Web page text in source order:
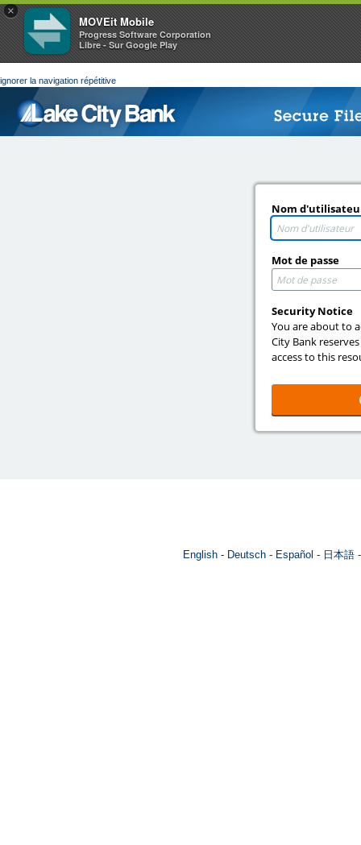
×
MOVEit Mobile
Progress Software Corporation
Libre - Sur Google Play
ignorer la navigation répétitive
Nom
Mot de passe
Security Notice
You are about to
City Bank
access to this
English Deutsch Español 日本語